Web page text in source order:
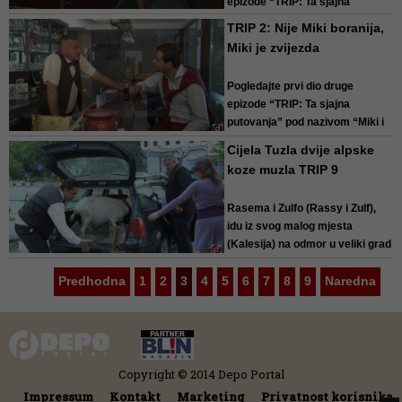
Mekelini” na DEPO TV.
koji ponekad zabavlja trenera i
nogom...
TRIP 2: Nije Miki boranija,
Miki je zvijezda
Pogledajte prvi dio druge
epizode “TRIP: Ta sjajna
putovanja” pod nazivom “Miki i
Mik je pjevač narodne muzike
nogometaše jednog...
Cijela Tuzla dvije alpske
koze muzla TRIP 9
Rasema i Zulfo (Rassy i Zulf),
idu iz svog malog mjesta
(Kalesija) na odmor u veliki grad
vlasnici malog prenoćišta, žele
usput da pokupe iskustva
većih hotela ...
Predhodna 1 2 3 4 5 6 7 8 9 Naredna
Copyright © 2014 Depo Portal
Impressum
Kontakt Marketing Privatnost korisnika